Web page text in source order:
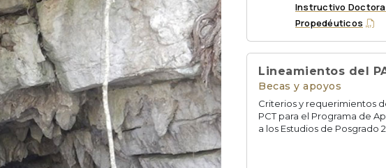
Instructivo
Propedéuticos
Lineamientos del
Becas y apoyos
Criterios y requerimientos
PCT para el Programa de
a los Estudios de Posgrado